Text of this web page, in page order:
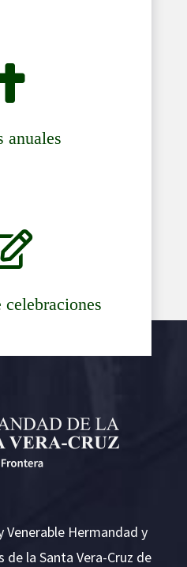
anuales
Venerable Hermandad y
la Santa Vera-Cruz de